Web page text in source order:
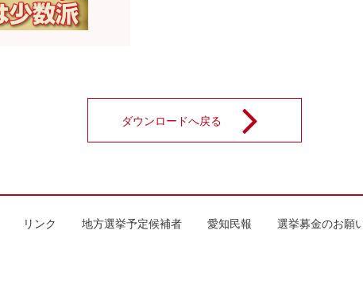
ダウンロードへ戻る
リンク 地方選挙予定候補者 愛知民報 選挙募金のお願